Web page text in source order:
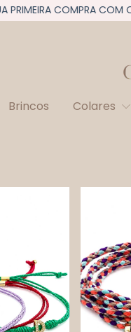
COMPRA COM O
Brincos Colares